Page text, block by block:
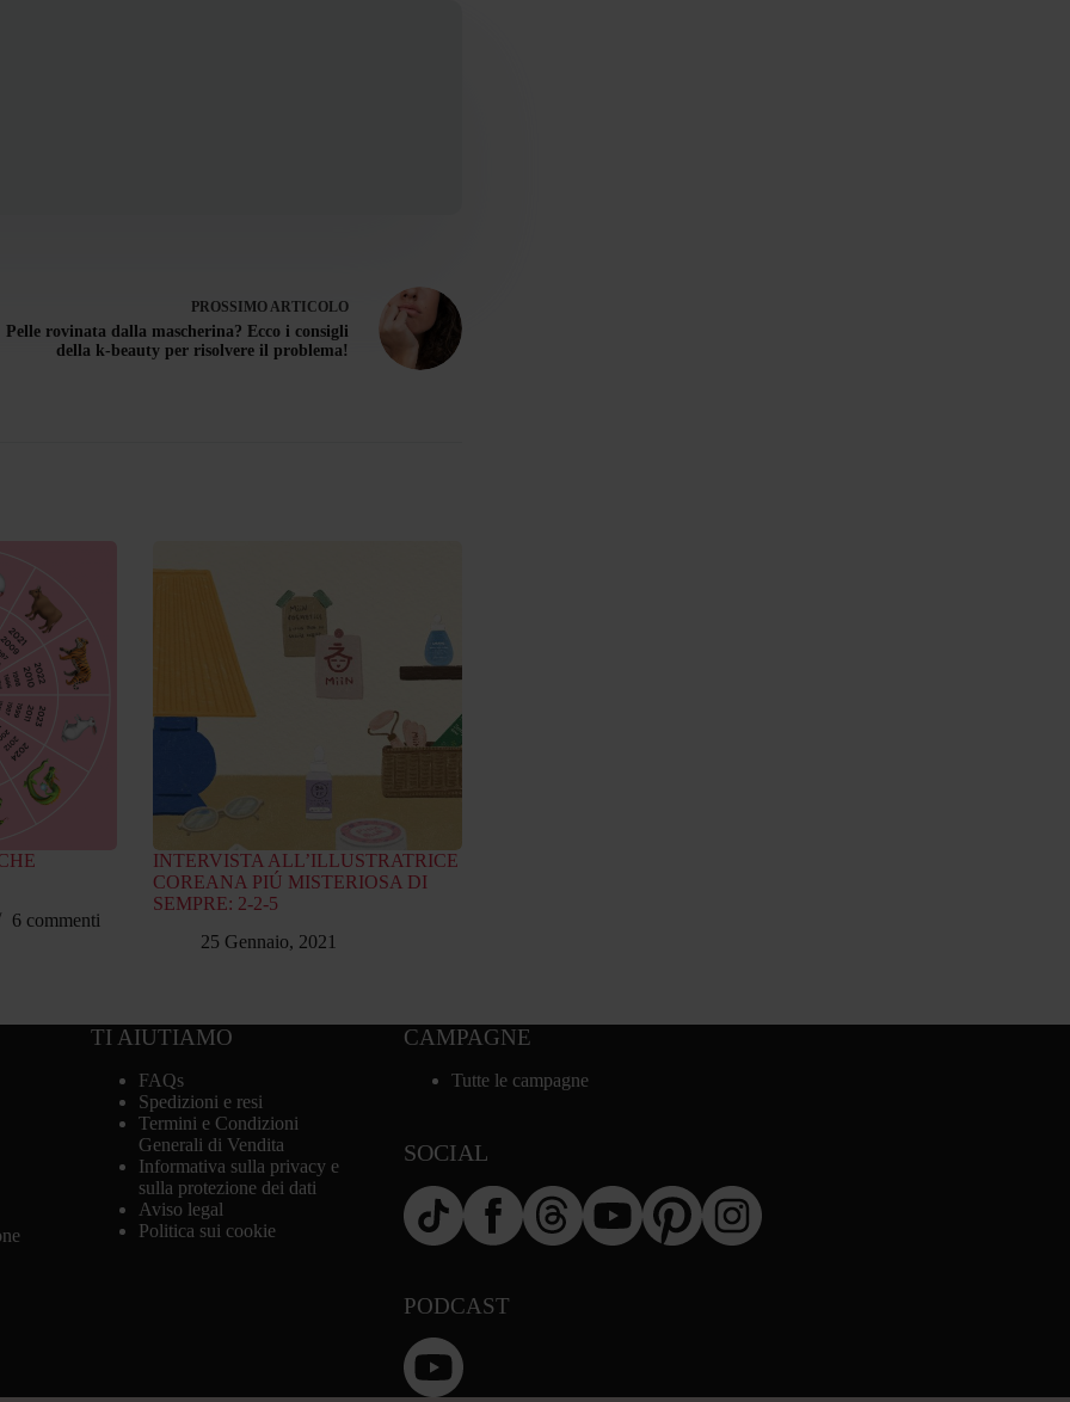
PROSSIMOARTICOLO
Pelle rovinata dalla mascherina? Ecco i consigli
della k-beauty per risolvere il problema!
6 commenti
INTERVISTA ALL’ILLUSTRATRICE
COREANA PIÚ MISTERIOSA DI
SEMPRE: 2-2-5
25 Gennaio, 2021
TI AIUTIAMO
FAQs
Spedizioni e resi
Termini e Condizioni
Generali di Vendita
Informativa sulla privacy e
sulla protezione dei dati
Aviso legal
Politica sui cookie
CAMPAGNE
Tutte le campagne
SOCIAL
PODCAST